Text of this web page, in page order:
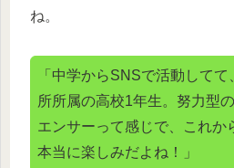
ね。
「中学からSNSで活動してて
所所属の高校1年生。努力型
エンサーって感じで、これか
本当に楽しみだよね！」